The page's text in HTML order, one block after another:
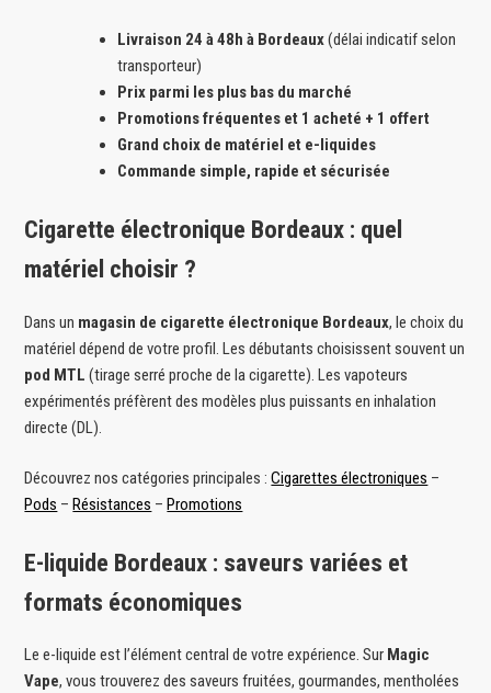
Livraison 24 à 48h à Bordeaux(délai indicatif selon
transporteur)
Prix parmi les plus bas du marché
Promotions fréquentes et 1 acheté + 1 offert
Grand choix de matériel et e-liquides
Commande simple, rapide et sécurisée
Cigarette électronique Bordeaux : quel
matériel choisir ?
Dans un magasin de cigarette électronique Bordeaux, le choix du
matériel dépend de votre profil. Les débutants choisissent souvent un
pod MTL (tirage serré proche de la cigarette). Les vapoteurs
expérimentés préfèrent des modèles plus puissants en inhalation
directe (DL).
Découvrez nos catégories principales :Cigarettes électroniques –
Pods –Résistances –Promotions
E-liquide Bordeaux : saveurs variées et
formats économiques
Le e-liquide est l’élément central de votre expérience. Sur Magic
Vape, vous trouverez des saveurs fruitées, gourmandes, mentholées